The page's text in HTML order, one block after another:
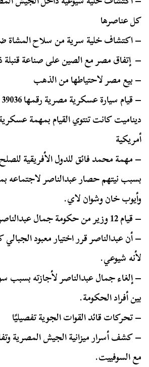
كل عناصرها
– اكتشاف خلية سرية من سلاح المشاة
– إتفاق مصر مع الصين على صناعة قنبلة
– بيع مصر لاحتياطها من الذهب
ديناميت كانت تنتوي القيام بمهمة
أمريكية
– مهمة محمد فائق للدول الأفريقية
بسبب نيتهم حصار عبدالناصر لاجتماعه
وأيوب خان وشوان لاي.
– قيام 12 وزير من حكومة جمال عبدالناصر بالاستقالة.
– أن عبدالناصر قرر اختيار معبود الجبالي
لأنه شيوعي.
– إلغاء جمال عبدالناصر لأجازته بسبب
بين أفراد الحكومة.
– تحركات قائد القوات الجوية تفصيليًا
– كشف أسرار ميزانية الجيش المصرية
مع السوفييت.